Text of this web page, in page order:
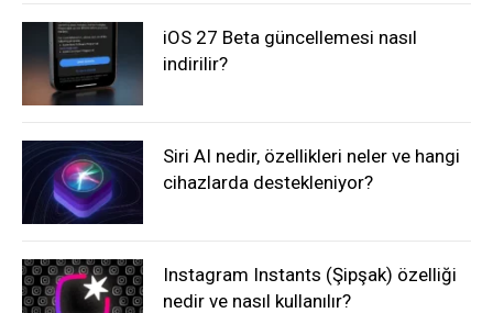
iOS 27 Beta güncellemesi nasıl
indirilir?
Siri AI nedir, özellikleri neler ve hangi
cihazlarda destekleniyor?
Instagram Instants (Şipşak) özelliği
nedir ve nasıl kullanılır?